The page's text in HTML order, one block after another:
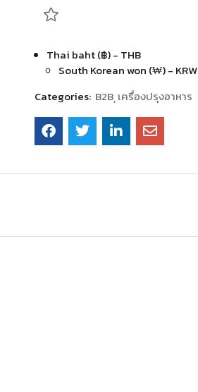
Thai baht (฿) - THB
South Korean won (₩) - KRW
Categories: B2B เครื่องปรุงอาหาร